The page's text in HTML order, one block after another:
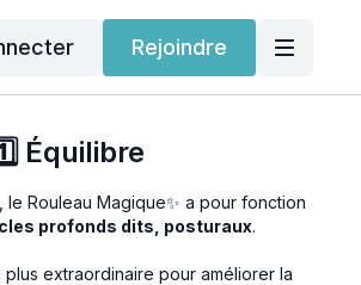
Rejoindre
Équilibre
Rouleau Magique✨ a pour fonction
profonds dits, posturaux.
extraordinaire pour améliorer la